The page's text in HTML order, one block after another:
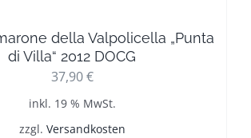
della Valpolicella „Punta
di Villa“ 2012 DOCG
37,90€
inkl. 19 % MwSt.
zzgl. Versandkosten